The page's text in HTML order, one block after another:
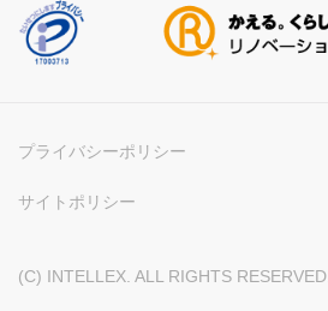
プライバシーポリシー
サイトポリシー
(C) INTELLEX. ALL RIGHTS RESERVED.